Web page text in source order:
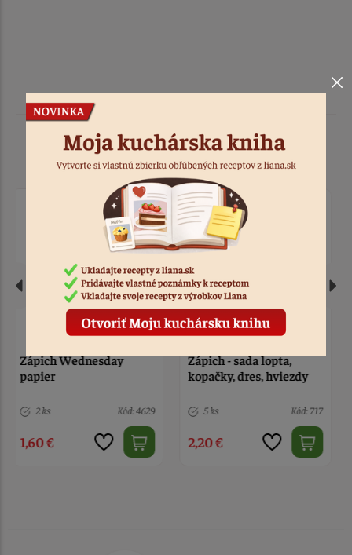
Podobné produkty
Zápich - sada lopta,
kopačky, dres, hviezdy
5 ks Kód: 717
2,20 €
Zápich hudobné nástroje
a noty 8 ks
> 10 Kód: 12622
2,50 €